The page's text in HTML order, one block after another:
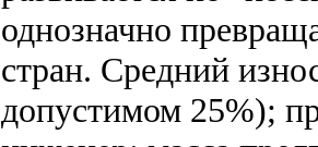
однозначно
стран. Средний
допустимом 25%);